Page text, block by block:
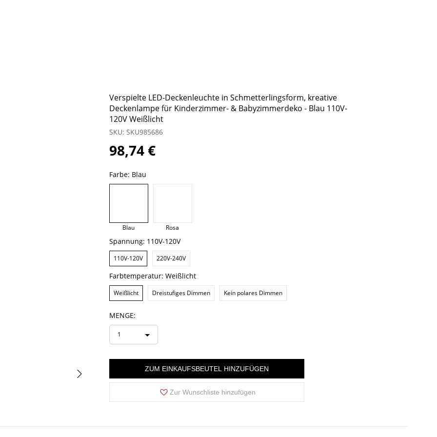
Verspielte LED-Deckenleuchte in Schmetterlingsform, kreative
Deckenlampe für Kinderzimmer- & Babyzimmerdeko - Blau 110V-
120V Weißlicht
SKU: SKU985686
98,74 €
Farbe: Blau
Blau Rosa
Spannung: 110V-120V
110V-120V 220V-240V
Farbtemperatur: Weißlicht
Weißlicht Dreistufiges Dimmen Kein polares Dimmen
MENGE:
1
ZUM EINKAUFSBEUTEL HINZUFÜGEN
Zur Wunschliste hinzufügen